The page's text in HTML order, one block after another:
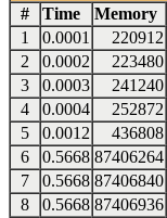
#
Time Memory
1
0.0001 220912
2
0.0002 223480
3
0.0003 241240
4
0.0004 252872
5
0.0012 436808
6
0.5668 87406264
7
0.5668 87406840
8
0.5668 87406936